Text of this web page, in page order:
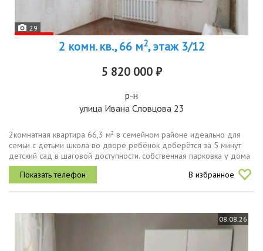
29
2 комн. кв., 66 м2, этаж 3/12
5 820 000 ₽
р-н
улица Ивана Словцова 23
2комнатная квартира 66,3 м² в семейном районе идеально для
семьи с детьми школа во дворе ребёнок доберётся за 5 минут
детский сад в шаговой доступности. собственная парковка у дома
никакой борьбы за место.плюсы квартиры большая кухня 15 м²
место...
В избранное
08.08.26